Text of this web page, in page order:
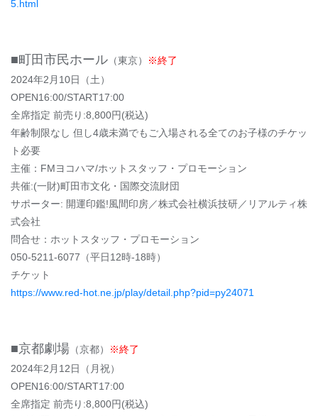
5.html
■町田市民ホール （東京）
※終了
2024年2月10日（土）
OPEN16:00/START17:00
全席指定 前売り:8,800円(税込)
年齢制限なし 但し4歳未満でもご入場される全てのお子様のチケッ
ト必要
主催：FMヨコハマ/ホットスタッフ・プロモーション
共催:(一財)町田市文化・国際交流財団
サポーター: 開運印鑑!風間印房／株式会社横浜技研／リアルティ株
式会社
問合せ：ホットスタッフ・プロモーション
050-5211-6077（平日12時-18時）
チケット
https://www.red-hot.ne.jp/play/detail.php?pid=py24071
■京都劇場 （京都）
※終了
2024年2月12日（月祝）
OPEN16:00/START17:00
全席指定 前売り:8,800円(税込)